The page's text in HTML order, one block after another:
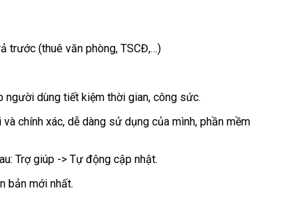
trước (thuê văn phòng, TSCĐ,…)
người dùng tiết kiệm thời gian, công sức.
chính xác, dễ dàng sử dụng của mình, phần mềm
Trợ giúp -> Tự động cập nhật.
bản mới nhất.